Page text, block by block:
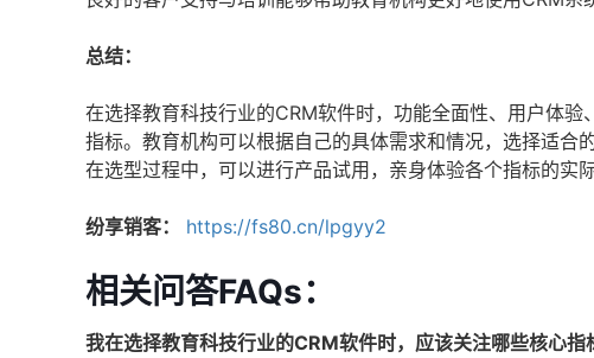
总结：
在选择教育科技行业的CRM软件时，功能全面性、用户体
指标。教育机构可以根据自己的具体需求和情况，选择适合
在选型过程中，可以进行产品试用，亲身体验各个指标的实
纷享销客： https://fs80.cn/lpgyy2
相关问答FAQs：
我在选择教育科技行业的CRM软件时，应该关注哪些核心指